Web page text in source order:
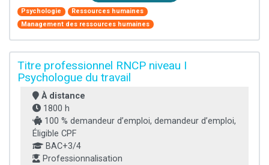
Psychologie
Ressources humaines
Management des ressources humaines
Titre professionnel RNCP niveau I
Psychologue du travail
À distance
1800 h
100 % demandeur d’emploi, demandeur d’emploi,
Éligible CPF
BAC+3/4
Professionnalisation